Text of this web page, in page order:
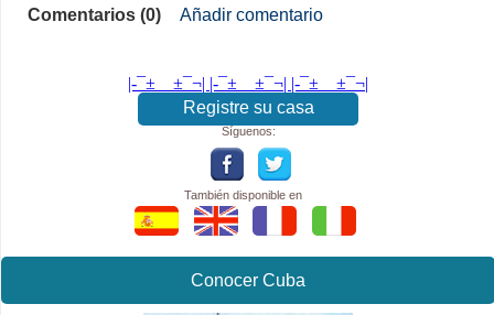
Comentarios (0) Añadir comentario
|-¯±­__­±¯¬| |-¯±­__­±¯¬| |-¯±­__­±¯¬|
Registre su casa
Síguenos:
También disponible en
Conocer Cuba